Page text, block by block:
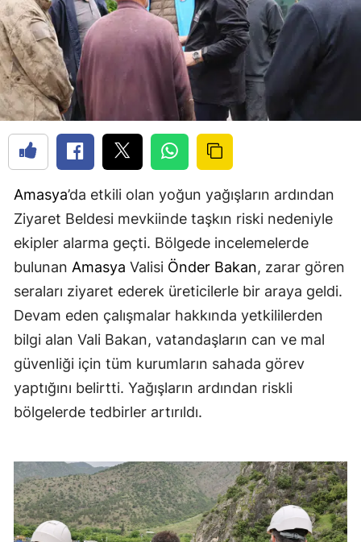
Amasya’da etkili olan yoğun yağışların ardından
Ziyaret Beldesi mevkiinde taşkın riski nedeniyle
ekipler alarma geçti. Bölgede incelemelerde
bulunan Amasya Valisi Önder Bakan, zarar gören
seraları ziyaret ederek üreticilerle bir araya geldi.
Devam eden çalışmalar hakkında yetkililerden
bilgi alan Vali Bakan, vatandaşların can ve mal
güvenliği için tüm kurumların sahada görev
yaptığını belirtti. Yağışların ardından riskli
bölgelerde tedbirler artırıldı.